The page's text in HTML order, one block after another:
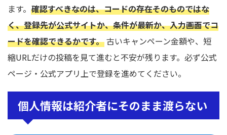
ます。 確認すべきなのは、コードの存在そのものではな
く、登録先が公式サイトか、条件が最新か、入力画面でコ
ードを確認できるかです。 古いキャンペーン金額や、短
縮URLだけの投稿を見て進むと不安が残ります。必ず公式
ページ・公式アプリ上で登録を進めてください。
個人情報は紹介者にそのまま渡らない